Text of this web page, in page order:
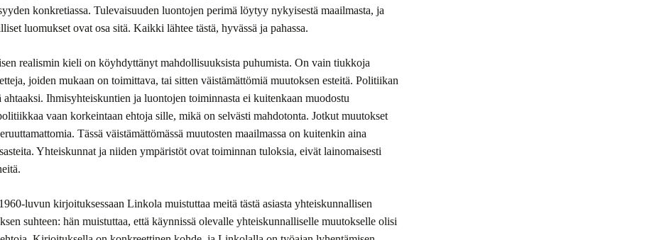
konkretiassa. Tulevaisuuden luontojen perimä löytyy nykyisestä maailmasta, ja
luomukset ovat osa sitä. Kaikki lähtee tästä, hyvässä ja pahassa.
realismin kieli on köyhdyttänyt mahdollisuuksista puhumista. On vain tiukkoja
joiden mukaan on toimittava, tai sitten väistämättömiä muutoksen esteitä. Politiikan
ahtaaksi. Ihmisyhteiskuntien ja luontojen toiminnasta ei kuitenkaan muodostu
vaan korkeintaan ehtoja sille, mikä on selvästi mahdotonta. Jotkut muutokset
Tässä väistämättömässä muutosten maailmassa on kuitenkin aina
Yhteiskunnat ja niiden ympäristöt ovat toiminnan tuloksia, eivät lainomaisesti
luvun kirjoituksessaan Linkola muistuttaa meitä tästä asiasta yhteiskunnallisen
suhteen: hän muistuttaa, että käynnissä olevalle yhteiskunnalliselle muutokselle olisi